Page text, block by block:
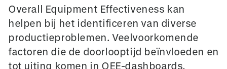
Overall Equipment Effectiveness kan
helpen bij het identificeren van diverse
productieproblemen. Veelvoorkomende
factoren die de doorlooptijd beïnvloeden en
tot uiting komen in OEE-dashboards,